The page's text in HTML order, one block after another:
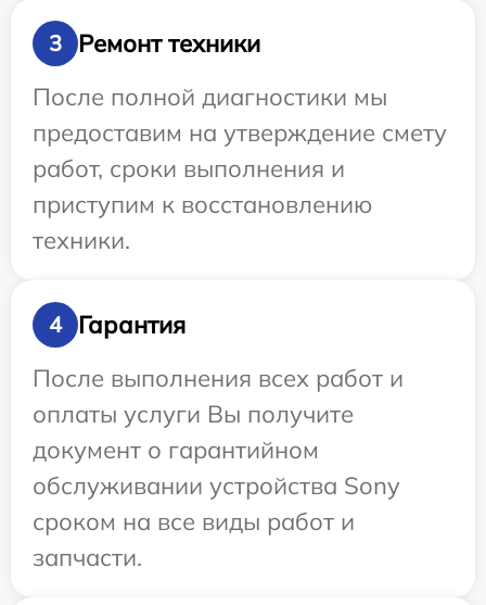
3
Ремонт техники
После полной диагностики мы
предоставим на утверждение смету
работ, сроки выполнения и
приступим к восстановлению
техники.
4
Гарантия
После выполнения всех работ и
оплаты услуги Вы получите
документ о гарантийном
обслуживании устройства Sony
сроком на все виды работ и
запчасти.